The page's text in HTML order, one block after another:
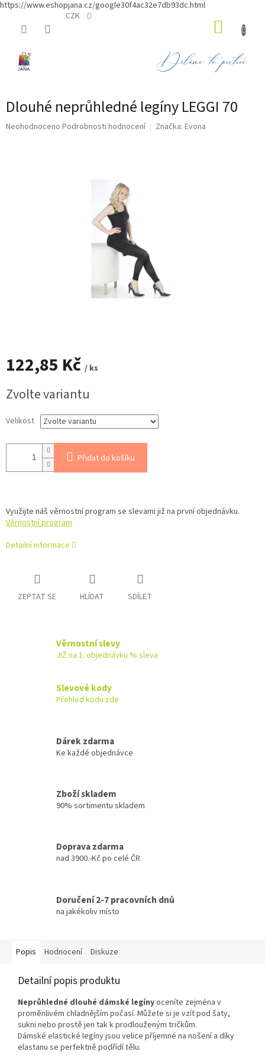
https://www.eshopjana.cz/google30f4ac32e7db93dc.html
CZK
Dlouhé neprůhledné legíny LEGGI 70
Průměrné
Neohodnoceno Podrobnosti hodnocení Značka: Evona
122,85 Kč / ks
cena:
Zvolte variantu
Velikost
Přidat do košíku
Využijte náš věrnostní program se slevami již na první objednávku.
Věrnostní program
Detailní informace
ZEPTAT SE HLÍDAT SDÍLET
Věrnostní slevy
JIŽ na 1. objednávku % sleva
Slevové kody
Přehled kodu zde
Dárek zdarma
Ke každé objednávce
Zboží skladem
90% sortimentu skladem
Doprava zdarma
nad 3900.-Kč po celé ČR
Doručení 2-7 pracovních dnů
na jakékoliv místo
Popis Hodnocení Diskuze
Detailní popis produktu
Neprůhledné dlouhé dámské legínyoceníte zejména v
proměnlivém chladnějším počasí. Můžete si je vzít pod šaty,
sukni nebo prostě jen tak k prodlouženým tričkům.
Dámské elastické legíny jsou velice příjemné na nošení a díky
elastanu se perfektně podřídí tělu.